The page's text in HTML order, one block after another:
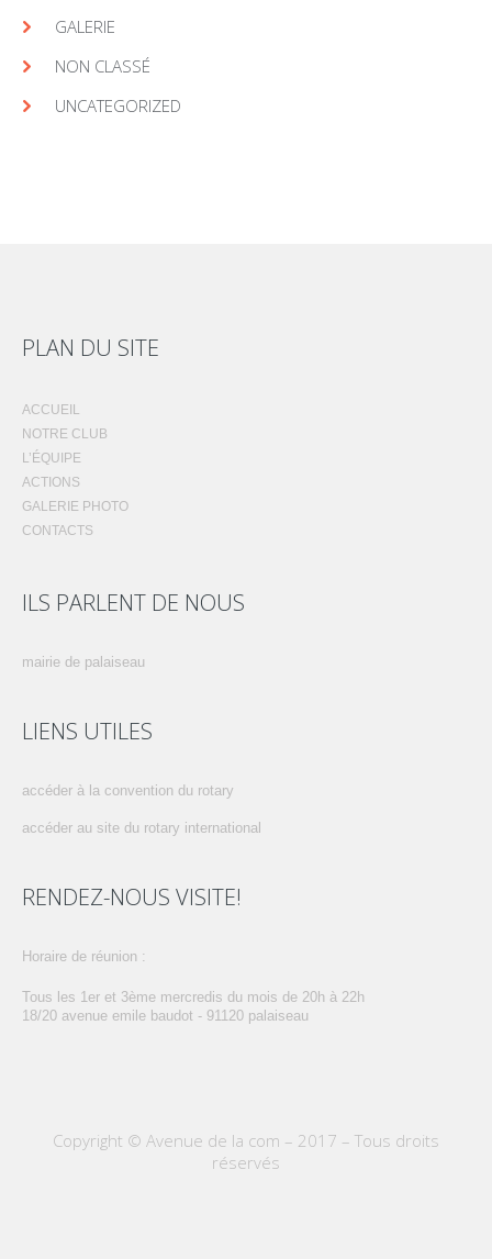
GALERIE
NON CLASSÉ
UNCATEGORIZED
PLAN DU SITE
ACCUEIL
NOTRE CLUB
L’ÉQUIPE
ACTIONS
GALERIE PHOTO
CONTACTS
ILS PARLENT DE NOUS
mairie de palaiseau
LIENS UTILES
accéder à la convention du rotary
accéder au site du rotary international
RENDEZ-NOUS VISITE!
horaire de réunion :
tous les 1er et 3ème mercredis du mois de 20h à 22h
18/20 avenue emile baudot - 91120 palaiseau
Copyright © Avenue de la com – 2017 – Tous droits
réservés